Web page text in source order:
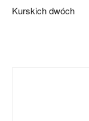
Kurskich dwóch